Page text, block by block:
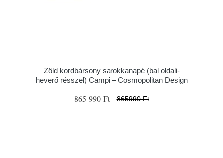
Zöld kordbársony sarokkanapé (bal oldali-
heverő résszel) Campi – Cosmopolitan Design
865 990 Ft 865990 Ft